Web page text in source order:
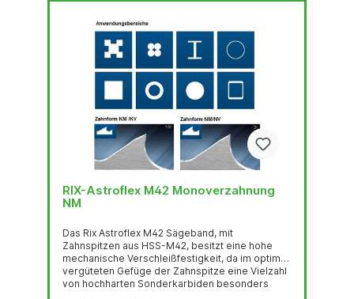
RIX-Astroflex M42 Monoverzahnung
NM
Das Rix Astroflex M42 Sägeband, mit
Zahnspitzen aus HSS-M42, besitzt eine hohe
mechanische Verschleißfestigkeit, da im optimal
vergüteten Gefüge der Zahnspitze eine Vielzahl
von hochharten Sonderkarbiden besonders